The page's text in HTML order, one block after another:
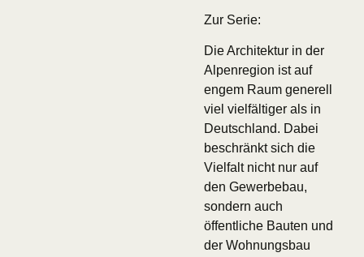
Zur Serie:
Die Architektur in der
Alpenregion ist auf
engem Raum generell
viel vielfältiger als in
Deutschland. Dabei
beschränkt sich die
Vielfalt nicht nur auf
den Gewerbebau,
sondern auch
öffentliche Bauten und
der Wohnungsbau